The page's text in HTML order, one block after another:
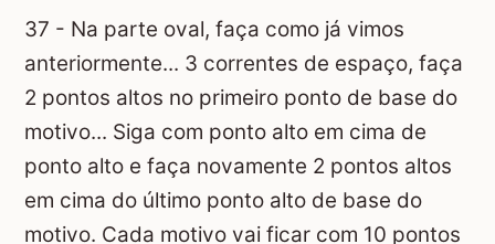
37 - Na parte oval, faça como já vimos
anteriormente... 3 correntes de espaço, faça
2 pontos altos no primeiro ponto de base do
motivo... Siga com ponto alto em cima de
ponto alto e faça novamente 2 pontos altos
em cima do último ponto alto de base do
motivo. Cada motivo vai ficar com 10 pontos